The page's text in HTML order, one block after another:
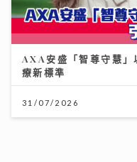
08/07/2026